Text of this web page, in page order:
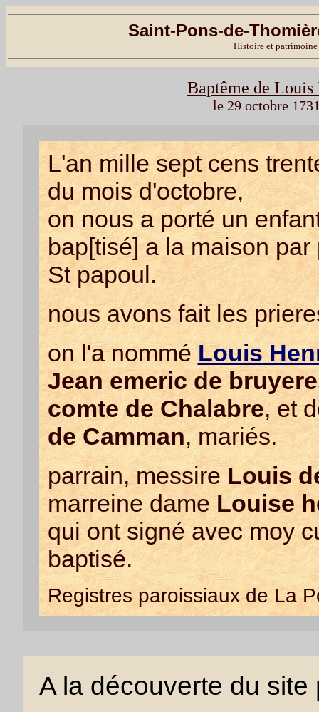
Saint-Pons-de-
Histoire et
Baptême de
le 29 octobre
L'an mille sept cens
du mois d'octobre,
on nous a porté un
bap[tisé] a la maison
St papoul.
nous avons fait les
on l'a nomméLouis
Jean emeric de
comte de Chalabre, et
de Camman, mariés.
parrain, messire Louis
marreine dameLouise
qui ont signé avec moy
baptisé.
Registres paroissiaux de La
A la découverte du site